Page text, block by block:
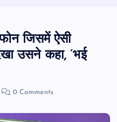
जिसमें ऐसी
उसने कहा, ‘भई
0 Comments